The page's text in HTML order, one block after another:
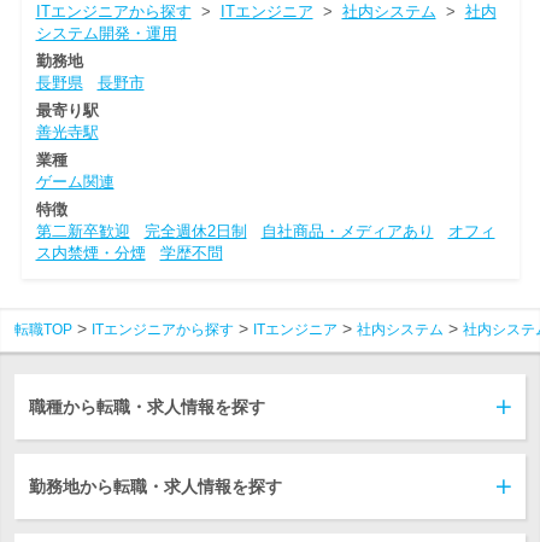
ITエンジニアから探す > ITエンジニア > 社内システム > 社内
システム開発・運用
勤務地
長野県
長野市
最寄り駅
善光寺駅
業種
ゲーム関連
特徴
第二新卒歓迎
完全週休2日制 自社商品・メディアあり
オフィ
ス内禁煙・分煙
学歴不問
転職TOP ITエンジニアから探す ITエンジニア 社内システム 社内システ
職種から転職・求人情報を探す
勤務地から転職・求人情報を探す